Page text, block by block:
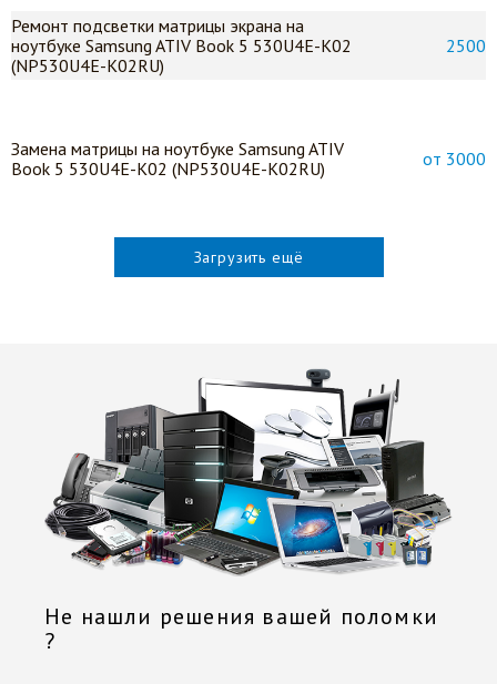
Ремонт подсветки матрицы экрана на
ноутбуке Samsung ATIV Book 5 530U4E-K02
(NP530U4E-K02RU)
2500
Замена матрицы на ноутбуке Samsung ATIV
Book 5 530U4E-K02 (NP530U4E-K02RU)
от 3000
Загрузить ещё
Не нашли решения вашей поломки
?